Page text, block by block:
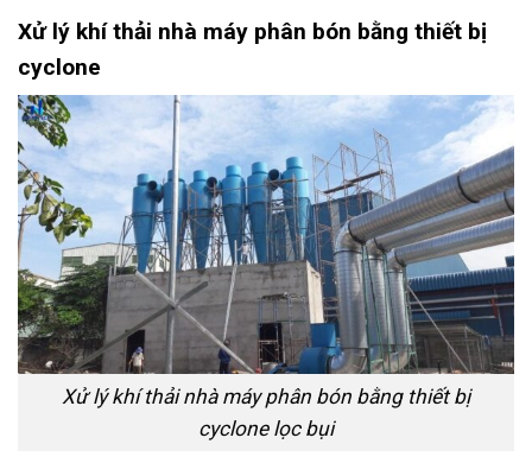
Xử lý khí thải nhà máy phân bón bằng thiết bị
cyclone
Xử lý khí thải nhà máy phân bón bằng thiết bị
cyclone lọc bụi